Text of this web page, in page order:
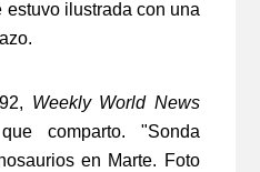
estuvo ilustrada con una
Weekly World News
comparto. "Sonda
en Marte. Foto